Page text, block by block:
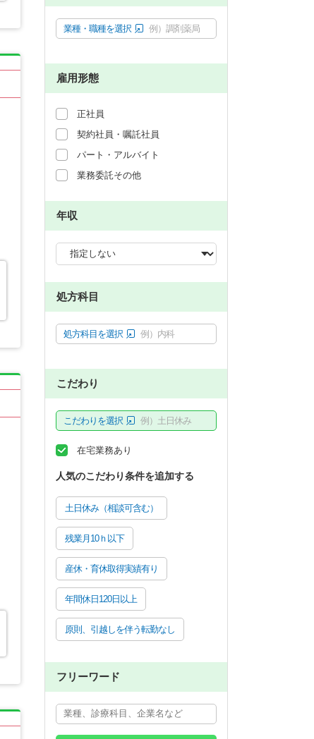
業種・職種を選択 例）調剤薬局
雇用形態
正社員
契約社員・嘱託社員
パート・アルバイト
業務委託その他
年収
処方科目
処方科目を選択 例）内科
こだわり
こだわりを選択 例）土日休み
在宅業務あり
人気のこだわり条件を追加する
土日休み（相談可含む）
残業月10ｈ以下
産休・育休取得実績有り
年間休日120日以上
原則、引越しを伴う転勤なし
フリーワード